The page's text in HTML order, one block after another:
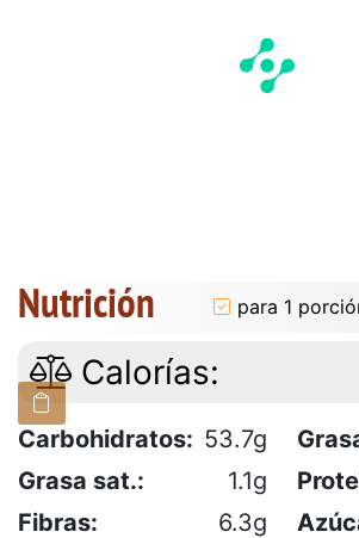
Nutrición para 1
Calorías:
Carbohidratos: 53.7g
Grasa sat.:
1.1g
Fibras:
6.3g